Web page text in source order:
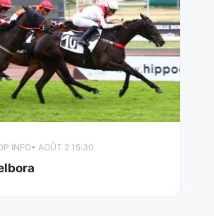
INFO• AOÛT 2 15:30